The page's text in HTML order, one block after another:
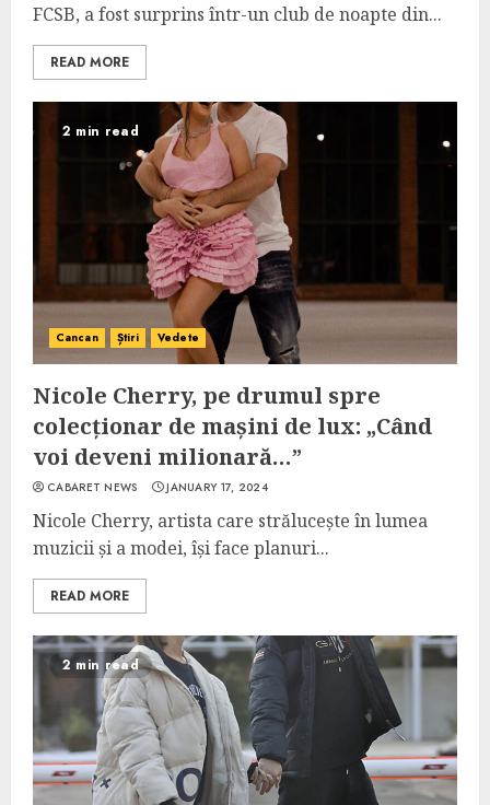
FCSB, a fost surprins într-un club de noapte din...
READ MORE
2 min read
Cancan Știri Vedete
Nicole Cherry, pe drumul spre
colecționar de mașini de lux: „Când
voi deveni milionară…”
CABARET NEWS JANUARY 17, 2024
Nicole Cherry, artista care strălucește în lumea
muzicii și a modei, își face planuri...
READ MORE
2 min read